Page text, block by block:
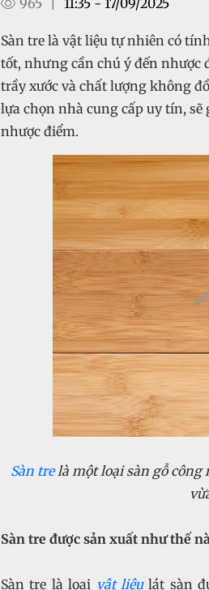
965 11:35 - 17/09/2025
Sàn tre là vật liệu tự nhiên có
tốt, nhưng cần chú ý đến nhược
trầy xước và chất lượng không
lựa chọn nhà cung cấp uy tín,
nhược điểm.
Sàn trelà một loại sàn gỗ
Sàn tre được sản xuất như thế
Sàn tre là loại vật liệulát sàn